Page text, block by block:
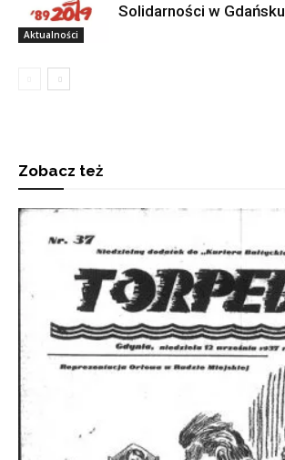
Aktualności
Solidarności w Gdańsku
Zobacz też